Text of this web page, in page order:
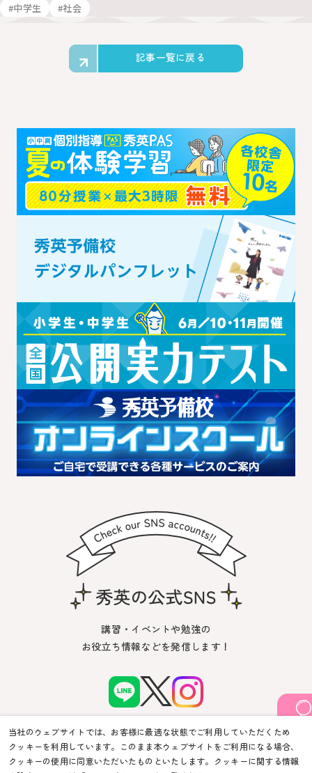
#中学生 #社会
記事一覧に戻る
講習・イベントや勉強の
お役立ち情報などを発信します！
当社のウェブサイトでは、お客様に最適な状態でご利用していただくため
クッキーを利用しています。このまま本ウェブサイトをご利用になる場合、
クッキーの使用に同意いただいたものといたします。クッキーに関する情報